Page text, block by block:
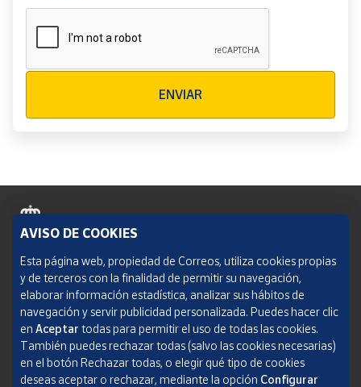
ENVIAR
Política de cookies
Aviso legal
Condiciones del servicio
Política de Privacidad Web
AVISO DE COOKIES
Esta página web, propiedad de Correos, utiliza cookies propias
y de terceros con la finalidad de permitir su navegación,
elaborar información estadística, analizar sus hábitos de
navegación y servir publicidad personalizada. Puedes hacer clic
en Aceptar todas para permitir el uso de todas las cookies.
También puedes rechazar todas (salvo las cookies necesarias)
en el botón Rechazar todas, o elegir qué tipo de cookies
deseas aceptar o rechazar, mediante la opción Configurar